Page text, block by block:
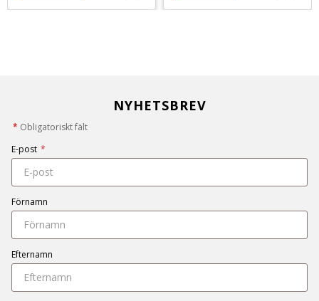
NYHETSBREV
* Obligatoriskt fält
E-post *
Förnamn
Efternamn